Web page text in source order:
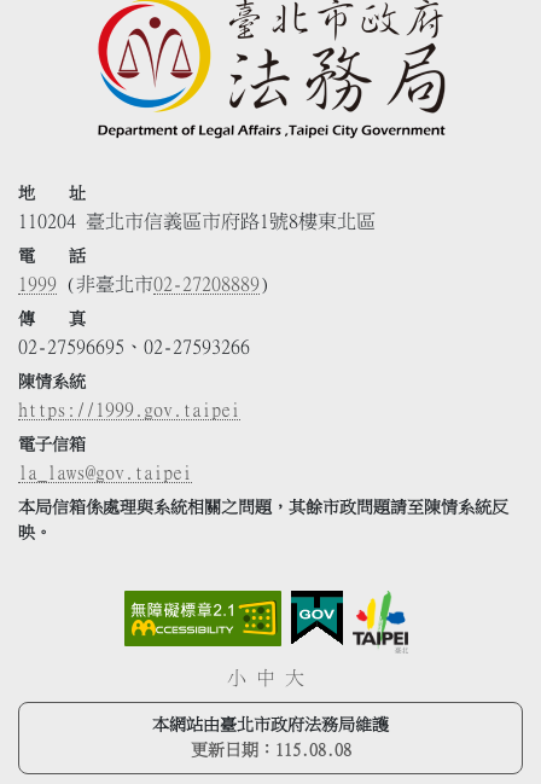
地 址
110204 臺北市信義區市府路1號8樓東北區
電 話
1999 (非臺北市02-27208889)
傳 真
02-27596695、02-27593266
陳情系統
https://1999.gov.taipei
電子信箱
la_laws@gov.taipei
本局信箱係處理與系統相關之問題，其餘市政問題請至陳情系統反
映。
小 中 大
本網站由臺北市政府法務局維護
更新日期： 115.08.08